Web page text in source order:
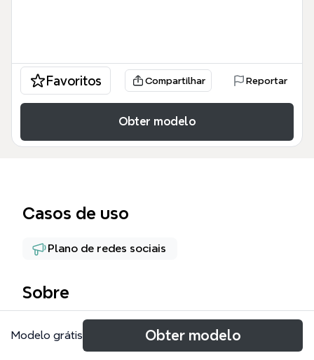
Favoritos Compartilhar Reportar
Obter modelo
Casos de uso
Plano de redes sociais
Sobre
社群运营模板是一套覆盖社群构建全流程的思维导图，
包含406个节点，系统梳理了从社群定位、用户分层到
Modelo grátis Obter modelo